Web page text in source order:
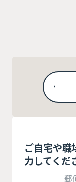
ご自宅や
力してくだ
郵